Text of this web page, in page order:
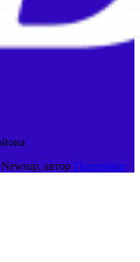
автор Themeansar